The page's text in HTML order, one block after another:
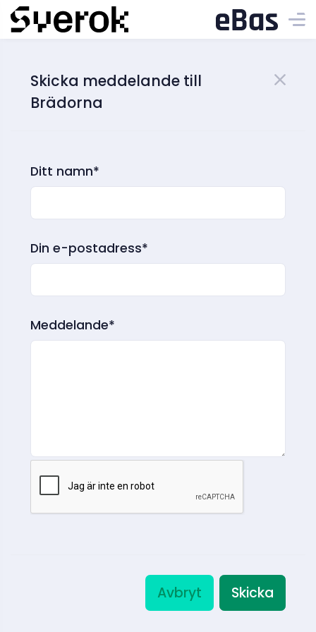
Skicka meddelande till
Brädorna
Ditt namn*
Din e-postadress*
Meddelande*
Avbryt